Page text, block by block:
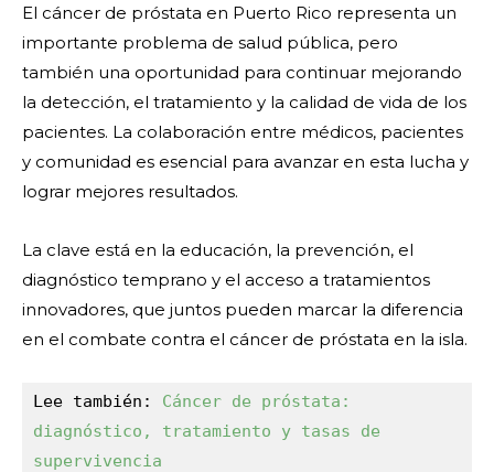
El cáncer de próstata en Puerto Rico representa un
importante problema de salud pública, pero
también una oportunidad para continuar mejorando
la detección, el tratamiento y la calidad de vida de los
pacientes. La colaboración entre médicos, pacientes
y comunidad es esencial para avanzar en esta lucha y
lograr mejores resultados.
La clave está en la educación, la prevención, el
diagnóstico temprano y el acceso a tratamientos
innovadores, que juntos pueden marcar la diferencia
en el combate contra el cáncer de próstata en la isla.
Lee también: Cáncer de próstata:
diagnóstico, tratamiento y tasas de
supervivencia